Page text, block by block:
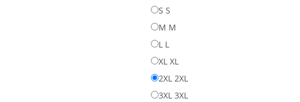
S S
M M
L L
XL XL
2XL 2XL
3XL 3XL